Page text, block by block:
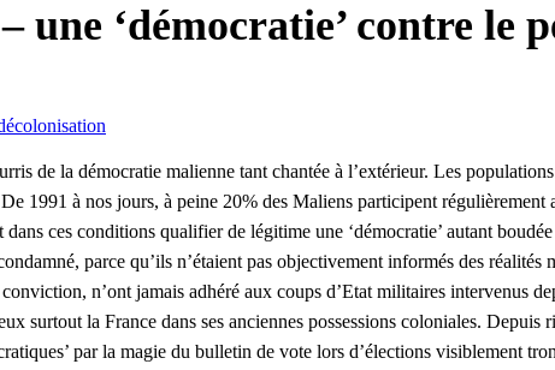
une ‘démocratie’ contre le
de la démocratie malienne tant chantée à l’extérieur. Les
1991 à nos jours, à peine 20% des Maliens participent
ces conditions qualifier de légitime une ‘démocratie’ autant
parce qu’ils n’étaient pas objectivement informés des
n’ont jamais adhéré aux coups d’Etat militaires intervenus
surtout la France dans ses anciennes possessions coloniales.
par la magie du bulletin de vote lors d’élections visiblement